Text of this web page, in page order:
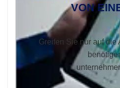
VON
Greifen Sie nur auf die